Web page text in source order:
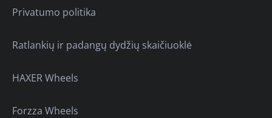
Privatumo politika
Ratlankių ir padangų dydžių skaičiuoklė
HAXER Wheels
Forzza Wheels